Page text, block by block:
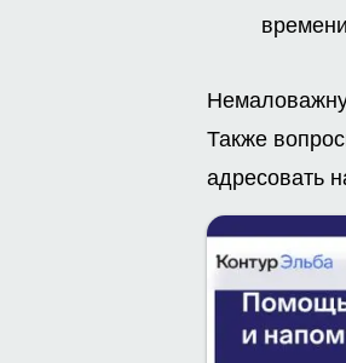
Также
адресовать